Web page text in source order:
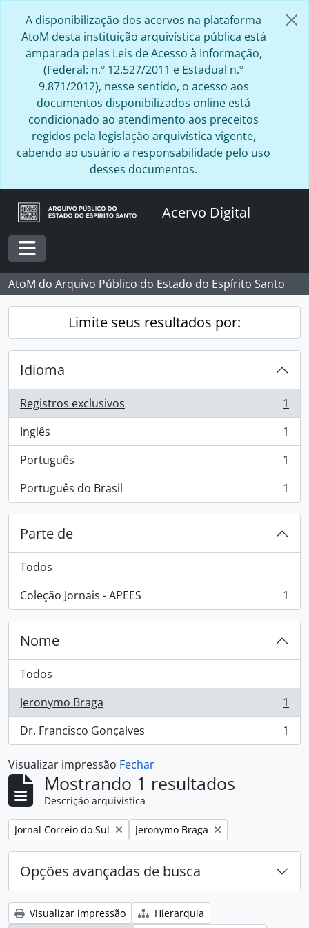
A disponibilização dos acervos na plataforma
AtoM desta instituição arquivística pública está
amparada pelas Leis de Acesso à Informação,
(Federal: n.º 12.527/2011 e Estadual n.º
9.871/2012), nesse sentido, o acesso aos
documentos disponibilizados online está
condicionado ao atendimento aos preceitos
regidos pela legislação arquivística vigente,
cabendo ao usuário a responsabilidade pelo uso
desses documentos.
Acervo Digital
Toggle navigation
AtoM do Arquivo Público do Estado do Espírito Santo
Limite seus resultados por:
Idioma
Registros exclusivos
, 1 resultados
1
Inglês
, 1 resultados
1
Português
, 1 resultados
1
Português do Brasil
, 1 resultados 1
Parte de
Todos
Coleção Jornais - APEES
, 1 resultados 1
Nome
Todos
Jeronymo Braga
, 1 resultados
1
Dr. Francisco Gonçalves
, 1 resultados 1
Visualizar impressão Fechar
Mostrando 1 resultados
Descrição arquivística
Remover filtro:
Jornal Correio do Sul Remover filtro:
Jeronymo Braga
Opções avançadas de busca
Visualizar impressão Hierarquia